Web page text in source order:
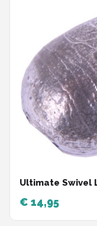
Ultimate Swivel
€ 14,95